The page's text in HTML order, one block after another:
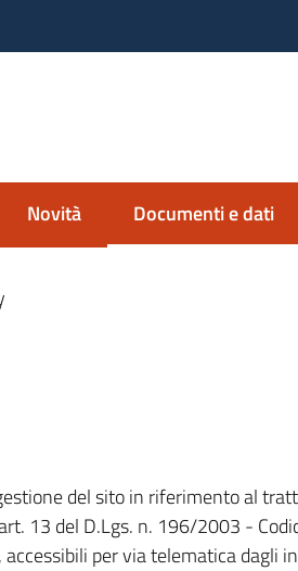
Novità Documenti e dati
Menu selezionato
del sito in riferimento al
13 del D.Lgs. n. 196/2003 -
per via telematica dagli